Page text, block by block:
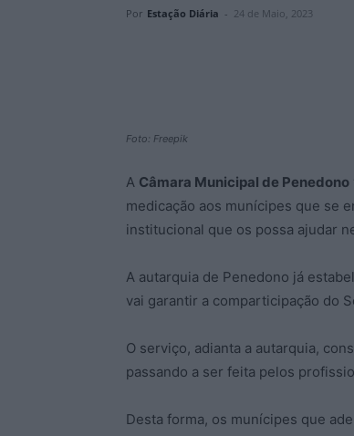
Por Estação Diária - 24 de Maio, 2023
Foto: Freepik
A Câmara Municipal de Penedono
medicação aos munícipes que se
institucional que os possa ajudar
A autarquia de Penedono já
vai garantir a comparticipação do
O serviço, adianta a autarquia,
passando a ser feita pelos
Desta forma, os munícipes que